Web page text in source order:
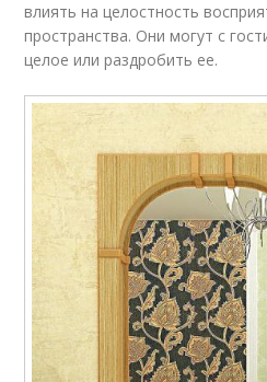
влиять на целостность
пространства. Они могут с
целое или раздробить ее.